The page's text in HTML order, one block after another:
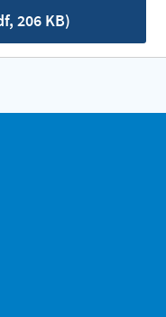
206 KB)